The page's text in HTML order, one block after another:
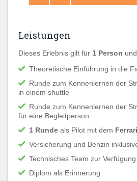
Leistungen
Dieses Erlebnis gilt für 1 Person
Theoretische Einführung in die
Runde zum Kennenlernen der
in einem shuttle
Runde zum Kennenlernen der
für eine Begleitperson
1 Runde als Pilot mit dem
Versicherung und Benzin
Technisches Team zur Verfügung
Diplom als Erinnerung